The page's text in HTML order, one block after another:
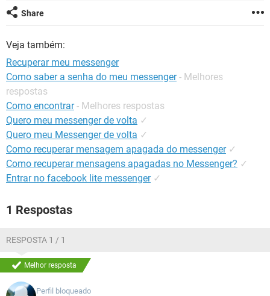
INSTAGRAM
Share
Veja também:
Recuperar meu messenger
Como saber a senha do meu messenger - Melhores
respostas
Como encontrar - Melhores respostas
Quero meu messenger de volta ✓
Quero meu Messenger de volta ✓
Como recuperar mensagem apagada do messenger ✓
Como recuperar mensagens apagadas no Messenger? ✓
Entrar no facebook lite messenger ✓
1 Respostas
RESPOSTA 1 / 1
Melhor resposta
Perfil bloqueado